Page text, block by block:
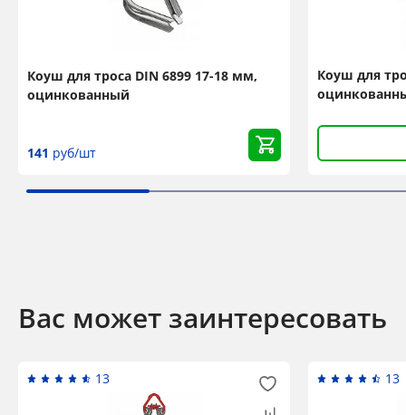
Коуш для троса DIN 6899 17-18 мм,
оцинкованный
141 руб/шт
Коуш для
Вас может заинтересовать
13 13